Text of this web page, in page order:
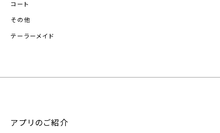
コート
その他
テーラーメイド
アプリのご紹介